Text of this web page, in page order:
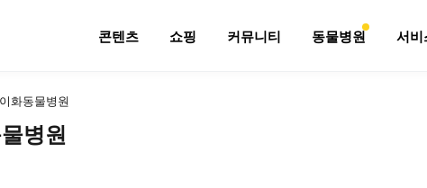
콘텐츠 쇼핑 커뮤니티 동물병원 서비
이화동물병원
병원